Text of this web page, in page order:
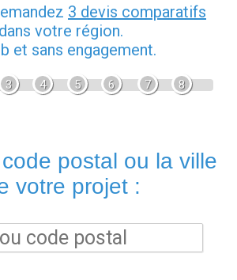
3 devis comparatifs
dans votre région.
et sans engagement.
3 4 5 6 7 8
postal ou la ville
votre projet :